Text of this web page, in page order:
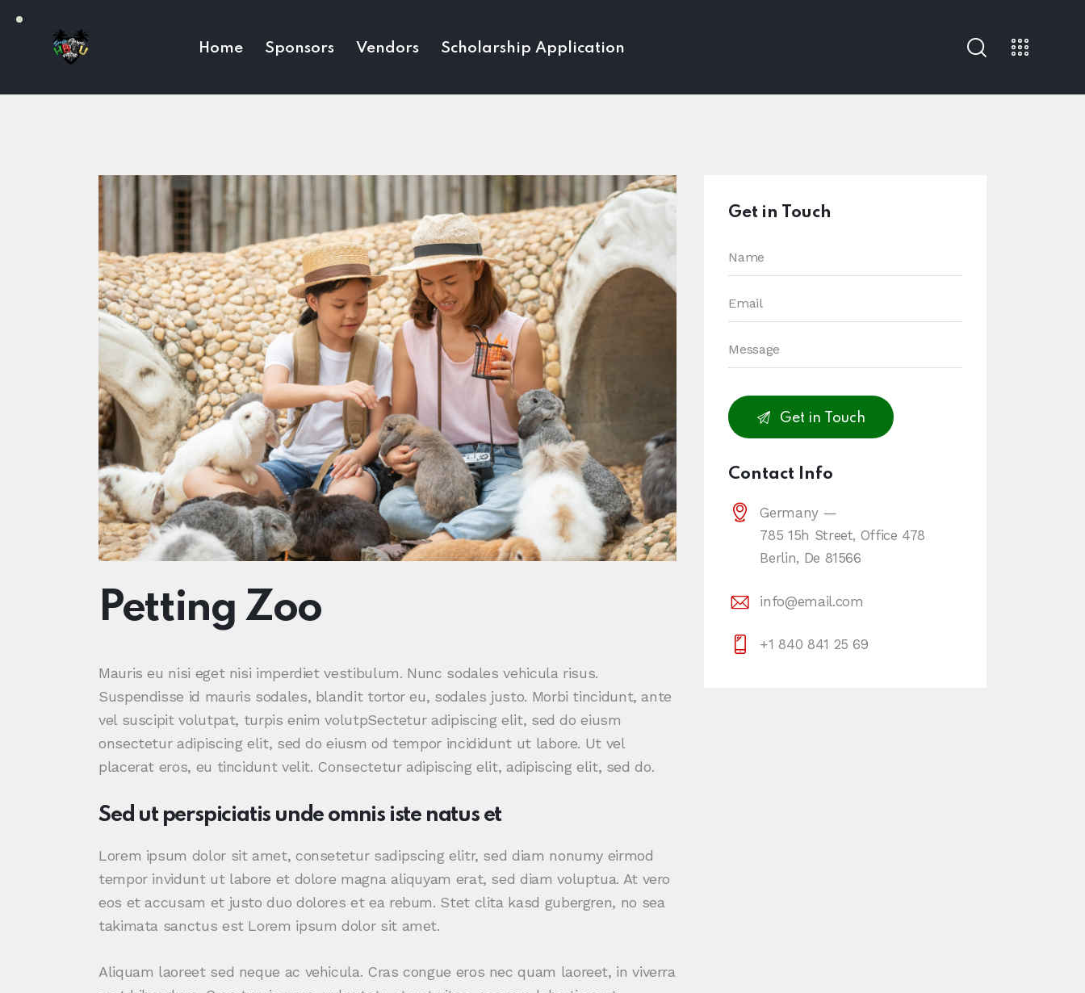
Home Sponsors Vendors Scholarship Application
Petting Zoo
Mauris eu nisi eget nisi imperdiet vestibulum. Nunc sodales vehicula risus.
Suspendisse id mauris sodales, blandit tortor eu, sodales justo. Morbi tincidunt, ante
vel suscipit volutpat, turpis enim volutpSectetur adipiscing elit, sed do eiusm
onsectetur adipiscing elit, sed do eiusm od tempor incididunt ut labore. Ut vel
placerat eros, eu tincidunt velit. Consectetur adipiscing elit, adipiscing elit, sed do.
Sed ut perspiciatis unde omnis iste natus et
Lorem ipsum dolor sit amet, consetetur sadipscing elitr, sed diam nonumy eirmod
tempor invidunt ut labore et dolore magna aliquyam erat, sed diam voluptua. At vero
eos et accusam et justo duo dolores et ea rebum. Stet clita kasd gubergren, no sea
takimata sanctus est Lorem ipsum dolor sit amet.
Aliquam laoreet sed neque ac vehicula. Cras congue eros nec quam laoreet, in viverra
Get in Touch
Contact Info
Germany —
785 15h Street, Office 478
Berlin, De 81566
info@email.com
+1 840 841 25 69